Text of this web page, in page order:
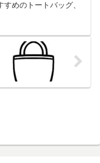
めのトートバッグ、